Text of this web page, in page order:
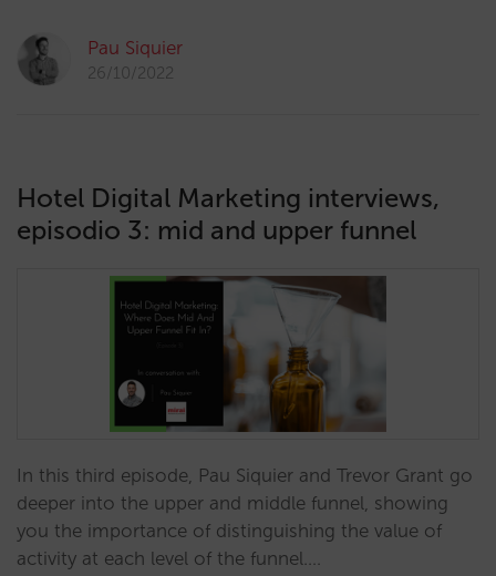
Pau Siquier
26/10/2022
Hotel Digital Marketing interviews,
episodio 3: mid and upper funnel
In this third episode, Pau Siquier and Trevor Grant go
deeper into the upper and middle funnel, showing
you the importance of distinguishing the value of
activity at each level of the funnel.…